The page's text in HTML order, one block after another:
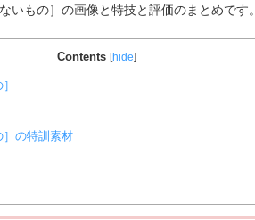
いもの］ の画像と特技と評価のまとめです。
Contents [hide]
］の特訓素材